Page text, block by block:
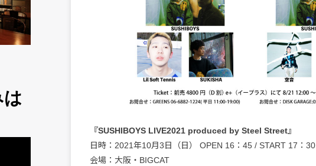
『SUSHIBOYS LIVE2021 produced by Steel Street』
日時：2021年10月3日（日） OPEN 16：45 / START 17：30
会場：大阪・BIGCAT